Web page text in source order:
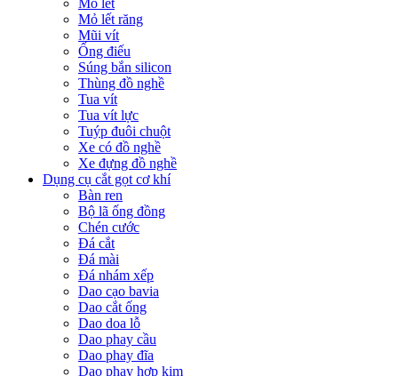
Mỏ lết răng
Mũi vít
Ống điếu
Súng bắn silicon
Thùng đồ nghề
Tua vít
Tua vít lực
Tuýp đuôi chuột
Xe có đồ nghề
Xe đựng đồ nghề
Dụng cụ cắt gọt cơ khí
Bàn ren
Bộ lã ống đồng
Chén cước
Đá cắt
Đá mài
Đá nhám xếp
Dao cạo bavia
Dao cắt ống
Dao doa lỗ
Dao phay cầu
Dao phay đĩa
Dao phay hợp kim